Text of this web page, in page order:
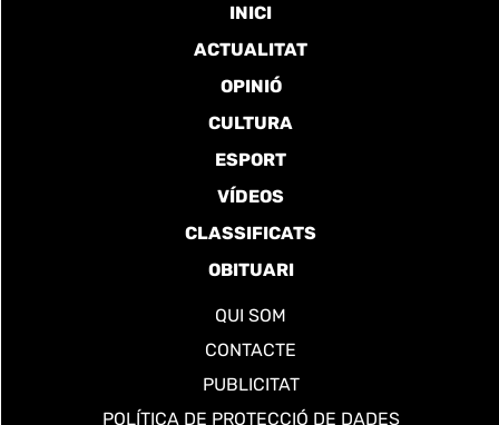
INICI
ACTUALITAT
OPINIÓ
CULTURA
ESPORT
VÍDEOS
CLASSIFICATS
OBITUARI
QUI SOM
CONTACTE
PUBLICITAT
POLÍTICA DE PROTECCIÓ DE DADES